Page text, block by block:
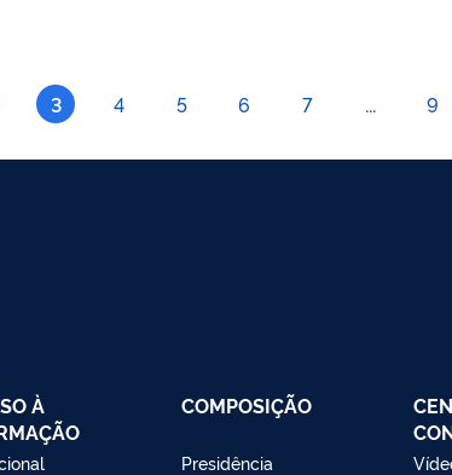
3 4 5 6 7 ... 9
À
COMPOSIÇÃO
Presidência